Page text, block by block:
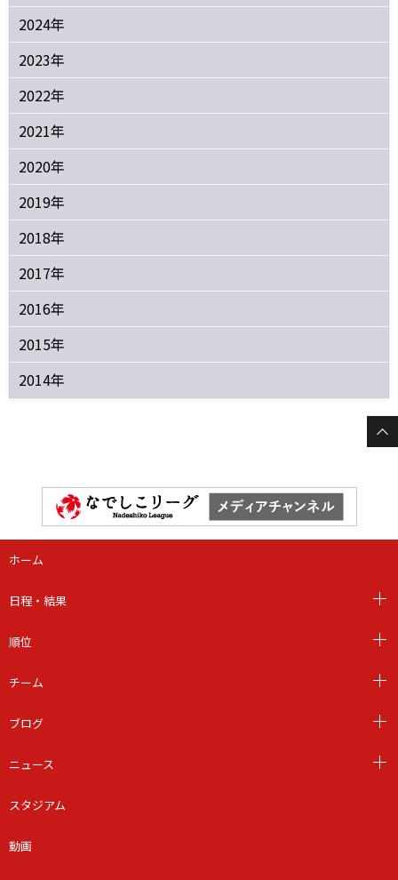
2024年
2023年
2022年
2021年
2020年
2019年
2018年
2017年
2016年
2015年
2014年
ホーム
日程・結果
順位
チーム
ブログ
ニュース
スタジアム
動画